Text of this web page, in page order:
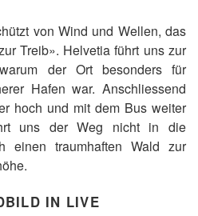
von Wind und Wellen, das
Treib». Helvetia führt uns zur
der Ort besonders für
Hafen war. Anschliessend
hoch und mit dem Bus weiter
uns der Weg nicht in die
einen traumhaften Wald zur
IN LIVE